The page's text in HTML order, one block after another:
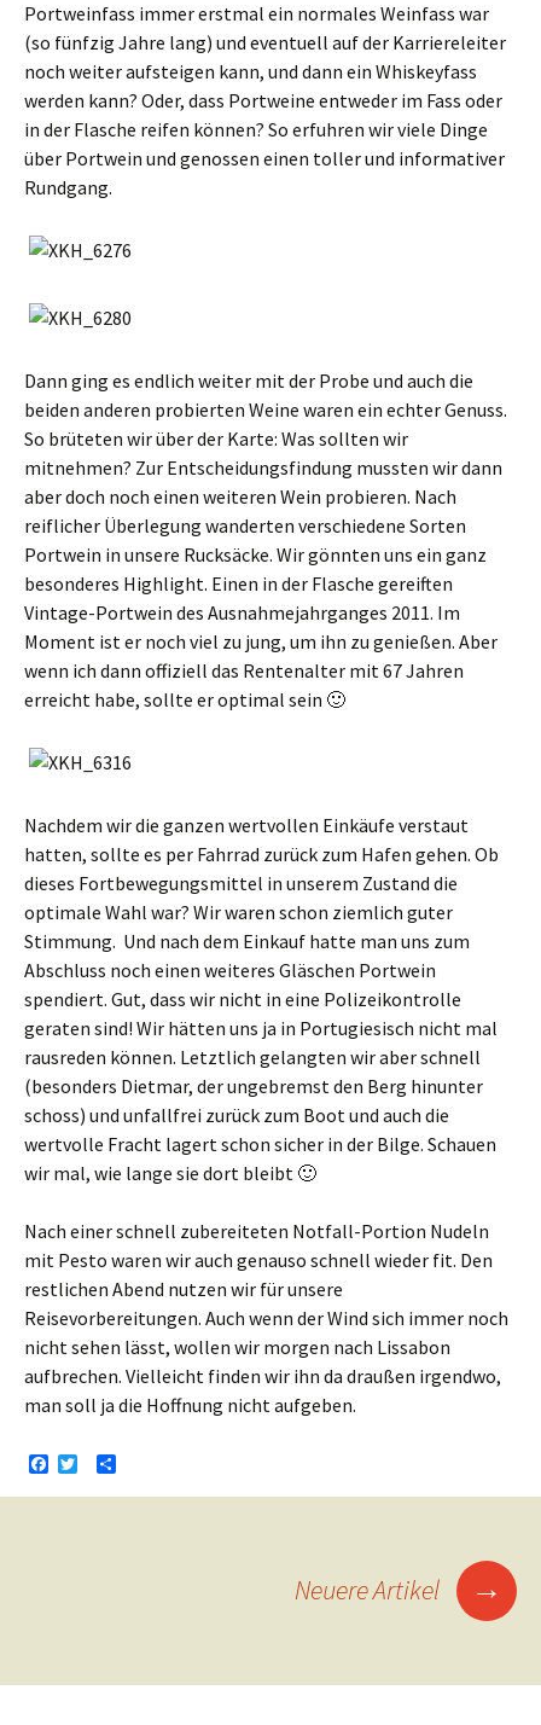
Portweinfass immer erstmal ein normales Weinfass war
(so fünfzig Jahre lang) und eventuell auf der Karriereleiter
noch weiter aufsteigen kann, und dann ein Whiskeyfass
werden kann? Oder, dass Portweine entweder im Fass oder
in der Flasche reifen können? So erfuhren wir viele Dinge
über Portwein und genossen einen toller und informativer
Rundgang.
Dann ging es endlich weiter mit der Probe und auch die
beiden anderen probierten Weine waren ein echter Genuss.
So brüteten wir über der Karte: Was sollten wir
mitnehmen? Zur Entscheidungsfindung mussten wir dann
aber doch noch einen weiteren Wein probieren. Nach
reiflicher Überlegung wanderten verschiedene Sorten
Portwein in unsere Rucksäcke. Wir gönnten uns ein ganz
besonderes Highlight. Einen in der Flasche gereiften
Vintage-Portwein des Ausnahmejahrganges 2011. Im
Moment ist er noch viel zu jung, um ihn zu genießen. Aber
wenn ich dann offiziell das Rentenalter mit 67 Jahren
erreicht habe, sollte er optimal sein 🙂
Nachdem wir die ganzen wertvollen Einkäufe verstaut
hatten, sollte es per Fahrrad zurück zum Hafen gehen. Ob
dieses Fortbewegungsmittel in unserem Zustand die
optimale Wahl war? Wir waren schon ziemlich guter
Stimmung. Und nach dem Einkauf hatte man uns zum
Abschluss noch einen weiteres Gläschen Portwein
spendiert. Gut, dass wir nicht in eine Polizeikontrolle
geraten sind! Wir hätten uns ja in Portugiesisch nicht mal
rausreden können. Letztlich gelangten wir aber schnell
(besonders Dietmar, der ungebremst den Berg hinunter
schoss) und unfallfrei zurück zum Boot und auch die
wertvolle Fracht lagert schon sicher in der Bilge. Schauen
wir mal, wie lange sie dort bleibt 🙂
Nach einer schnell zubereiteten Notfall-Portion Nudeln
mit Pesto waren wir auch genauso schnell wieder fit. Den
restlichen Abend nutzen wir für unsere
Reisevorbereitungen. Auch wenn der Wind sich immer noch
nicht sehen lässt, wollen wir morgen nach Lissabon
aufbrechen. Vielleicht finden wir ihn da draußen irgendwo,
man soll ja die Hoffnung nicht aufgeben.
c
i
i
Neuere Artikel →